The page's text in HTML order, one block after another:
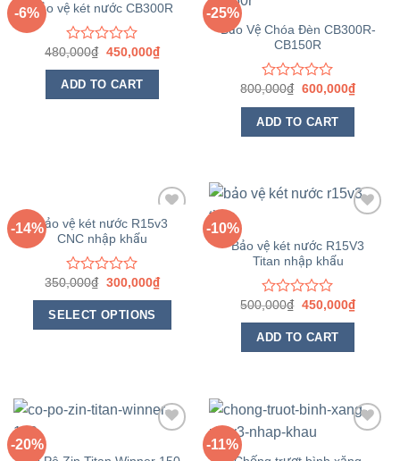
-6%Bảo vệ két nước CB300R
Rated
0
out
of
480,000₫ 450,000₫
ADD TO CART
-25%
Yêu
thích
Bảo Vệ Chóa Đèn CB300R-
CB150R
Rated
0
out
of
800,000₫ 600,000₫
ADD TO CART
-14%Bảo vệ két nước R15v3
CNC nhập khẩu
Rated
0
out
of
350,000₫ 300,000₫
SELECT OPTIONS
-10%
Yêu
thích
Bảo vệ két nước R15V3
Titan nhập khẩu
Rated
0
out
of
500,000₫ 450,000₫
ADD TO CART
-20%
Yêu
-11%